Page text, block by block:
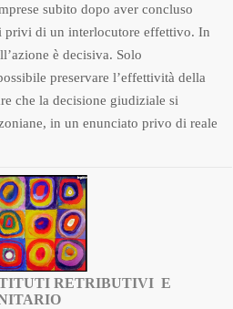
subito dopo aver concluso
privi di un interlocutore effettivo. In
è decisiva. Solo
preservare l’effettività della
che la decisione giudiziale si
in un enunciato privo di reale
RETRIBUTIVI E